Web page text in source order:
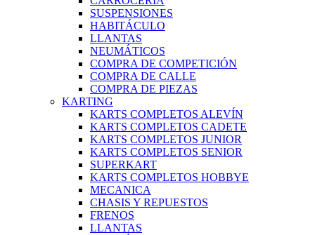
SUSPENSIONES
HABITÁCULO
LLANTAS
NEUMÁTICOS
COMPRA DE COMPETICIÓN
COMPRA DE CALLE
COMPRA DE PIEZAS
KARTING
KARTS COMPLETOS ALEVÍN
KARTS COMPLETOS CADETE
KARTS COMPLETOS JUNIOR
KARTS COMPLETOS SENIOR
SUPERKART
KARTS COMPLETOS HOBBYE
MECANICA
CHASIS Y REPUESTOS
FRENOS
LLANTAS